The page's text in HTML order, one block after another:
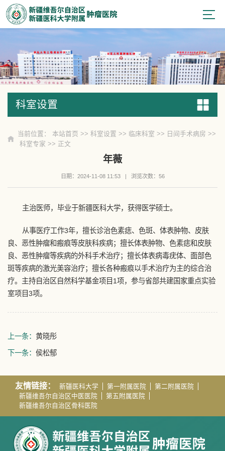
科室设置
科室设置
当前位置： 本站首页 >> 科室设置 >> 临床科室 >> 日间手术病房 >>
科室专家 >> 正文
年薇
日期：2024-11-08 11:53| 浏览次数： 56
主治医师，毕业于新疆医科大学，获得医学硕士。
从事医疗工作3年，擅长诊治色素痣、色斑、体表肿物、皮肤
良、恶性肿瘤和瘢痕等皮肤科疾病；擅长体表肿物、色素痣和皮肤
良、恶性肿瘤等疾病的外科手术治疗；擅长体表病毒疣体、面部色
斑等疾病的激光美容治疗；擅长各种瘢痕以手术治疗为主的综合治
疗。主持自治区自然科学基金项目1项，参与省部共建国家重点实验
室项目3项。
上一条： 黄晓彤
下一条： 侯松郁
友情链接： 新疆医科大学 第一附属医院
第二附属医院
新疆维吾尔自治区中医医院
第五附属医院
新疆维吾尔自治区骨科医院